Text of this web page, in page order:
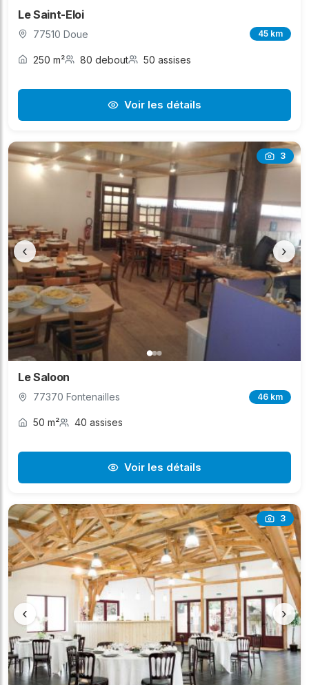
Le Saint-Eloi
77510 Doue 45 km
250 m² 80 debout 50 assises
Voir les détails
3
‹ ›
Le Saloon
77370 Fontenailles 46 km
50 m² 40 assises
Voir les détails
3
‹ ›